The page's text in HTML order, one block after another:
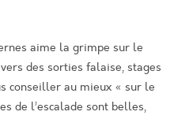
aime la grimpe sur le
des sorties falaise, stages
conseiller au mieux « sur le
de l’escalade sont belles,